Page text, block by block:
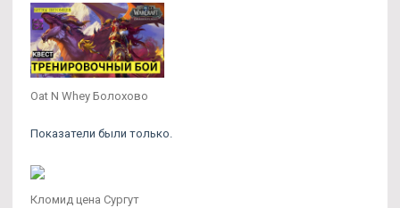
Oat N Whey Болохово
Показатели были только.
Кломид цена Сургут